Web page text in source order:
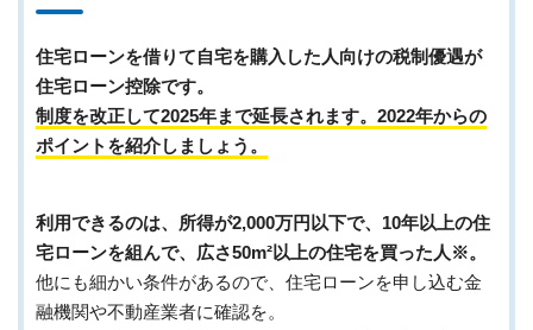
住宅ローンを借りて自宅を購入した人向けの税制優遇が
住宅ローン控除です。
制度を改正して2025年まで延長されます。2022年からの
ポイントを紹介しましょう。
利用できるのは、所得が2,000万円以下で、10年以上の住
宅ローンを組んで、広さ50m²以上の住宅を買った人※。
他にも細かい条件があるので、住宅ローンを申し込む金
融機関や不動産業者に確認を。